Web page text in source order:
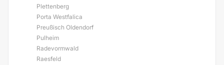
Plettenberg
Porta Westfalica
Preußisch Oldendorf
Pulheim
Radevormwald
Raesfeld